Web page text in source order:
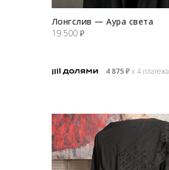
Лонгслив — Аура света
19 500 ₽
4 875₽х 4 платежа